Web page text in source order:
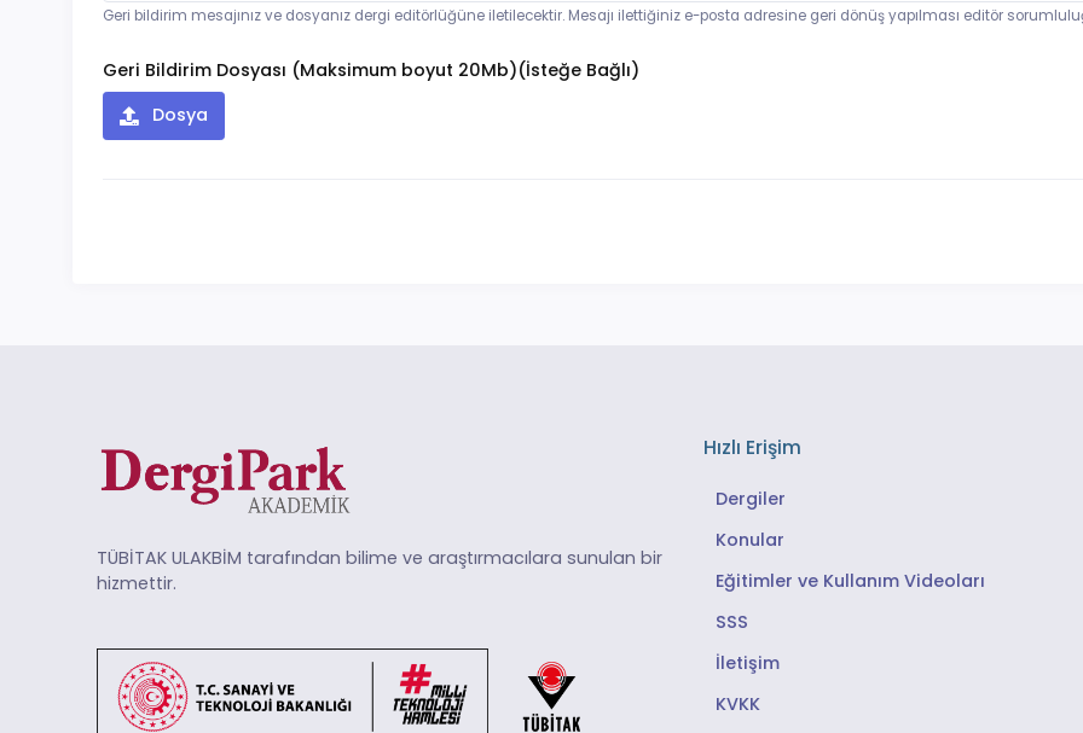
Geri bildirim mesajınız ve dosyanız dergi editörlüğüne iletilecektir. Mesajı ilettiğiniz e-posta adresine geri dönüş yapılması editör
Geri Bildirim Dosyası (Maksimum boyut 20Mb)(İsteğe Bağlı)
Dosya
TÜBİTAK ULAKBİM tarafından bilime ve araştırmacılara sunulan bir
hizmettir.
Hızlı Erişim
Dergiler
Konular
Eğitimler ve Kullanım Videoları
SSS
İletişim
KVKK